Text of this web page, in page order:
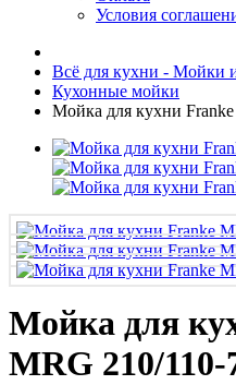
Условия
Всё для кухни - Мойки
Кухонные мойки
Мойка для кухни
Мойка для
MRG 210/